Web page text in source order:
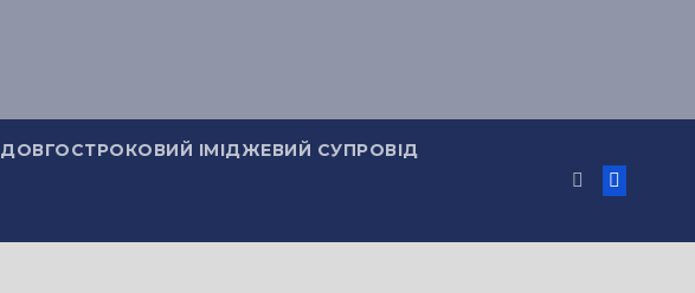
ДОВГОСТРОКОВИЙ ІМІДЖЕВИЙ СУПРОВІД